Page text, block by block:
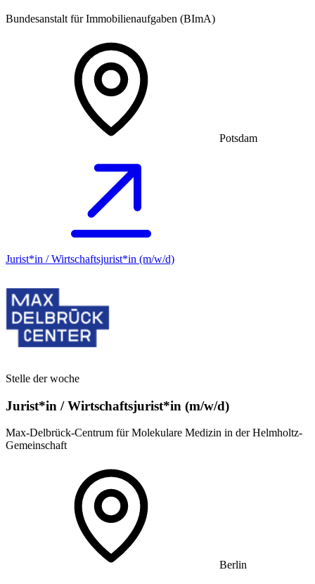
Bundesanstalt für Immobilienaufgaben (BImA)
Potsdam
Jurist*in / Wirtschafts­jurist*in (m/w/d)
Stelle der woche
Jurist*in / Wirtschafts­jurist*in (m/w/d)
Max-Delbrück-Centrum für Molekulare Medizin in der Helmholtz-
Gemeinschaft
Berlin